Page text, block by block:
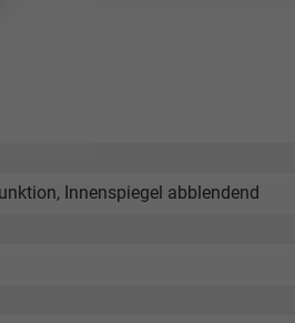
Innenspiegel abblendend